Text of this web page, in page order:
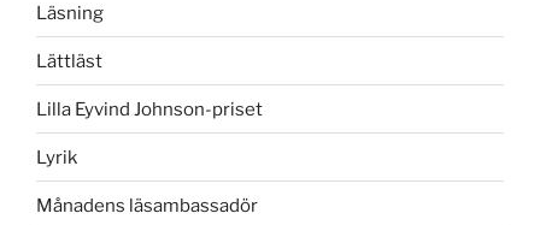
Läsning
Lättläst
Lilla Eyvind Johnson-priset
Lyrik
Månadens läsambassadör